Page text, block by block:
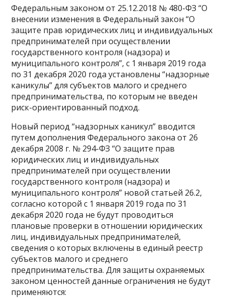
Федеральным законом от 25.12.2018 № 480-ФЗ “О
внесении изменения в Федеральный закон “О
защите прав юридических лиц и индивидуальных
предпринимателей при осуществлении
государственного контроля (надзора) и
муниципального контроля”, с 1 января 2019 года
по 31 декабря 2020 года установлены “надзорные
каникулы” для субъектов малого и среднего
предпринимательства, по которым не введен
риск-ориентированный подход.
Новый период “надзорных каникул” вводится
путем дополнения Федерального закона от 26
декабря 2008 г. № 294-ФЗ “О защите прав
юридических лиц и индивидуальных
предпринимателей при осуществлении
государственного контроля (надзора) и
муниципального контроля” новой ‎статьей 26.2,
согласно которой с 1 января 2019 года по 31
декабря 2020 года не будут проводиться
плановые проверки в отношении юридических
лиц, индивидуальных предпринимателей,
сведения о которых включены в единый реестр
субъектов малого и среднего
предпринимательства. Для защиты охраняемых
законом ценностей данные ограничения не будут
применяются: